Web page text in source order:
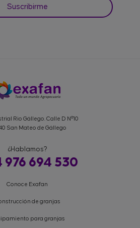
Rio Gállego. Calle D Nº10
San Mateo de Gállego
¿Hablamos?
976 694 530
Conoce Exafan
de granjas
para granjas